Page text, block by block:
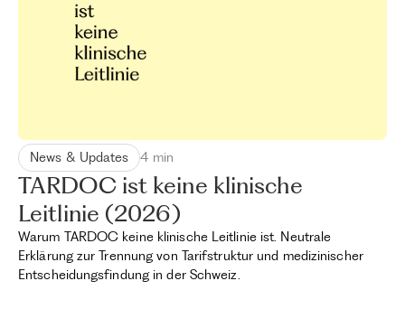
News & Updates 4 min
TARDOC ist keine klinische
Leitlinie (2026)
Warum TARDOC keine klinische Leitlinie ist. Neutrale
Erklärung zur Trennung von Tarifstruktur und medizinischer
Entscheidungsfindung in der Schweiz.